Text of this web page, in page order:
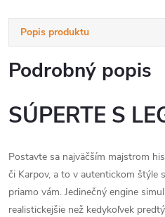
Popis produktu
Podrobný popis
SÚPERTE S
Postavte sa najväčším majstrom
či Karpov, a to v autentickom štýle
priamo vám. Jedinečný engine
realistickejšie než kedykoľvek